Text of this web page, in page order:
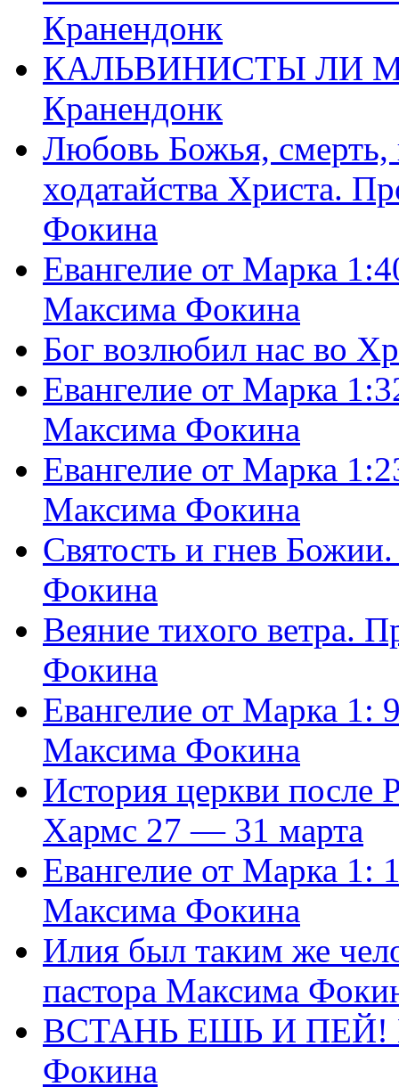
Кранендонк
КАЛЬВИНИСТЫ ЛИ
Кранендонк
Любовь Божья, смерть,
ходатайства Христа.
Фокина
Евангелие от Марка
Максима Фокина
Бог возлюбил нас во
Евангелие от Марка
Максима Фокина
Евангелие от Марка
Максима Фокина
Святость и гнев
Фокина
Веяние тихого ветра.
Фокина
Евангелие от Марка 1:
Максима Фокина
История церкви
Хармс 27 — 31 марта
Евангелие от Марка 1:
Максима Фокина
Илия был таким же
пастора Максима
ВСТАНЬ ЕШЬ И ПЕЙ!
Фокина